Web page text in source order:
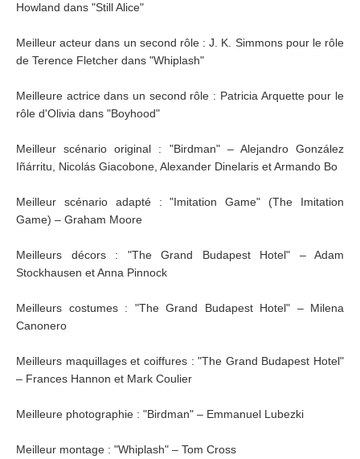
Howland dans "Still Alice"
Meilleur acteur dans un second rôle : J. K. Simmons pour le rôle
de Terence Fletcher dans "Whiplash"
Meilleure actrice dans un second rôle : Patricia Arquette pour le
rôle d'Olivia dans "Boyhood"
Meilleur scénario original : "Birdman" – Alejandro González
Iñárritu, Nicolás Giacobone, Alexander Dinelaris et Armando Bo
Meilleur scénario adapté : "Imitation Game" (The Imitation
Game) – Graham Moore
Meilleurs décors : "The Grand Budapest Hotel" – Adam
Stockhausen et Anna Pinnock
Meilleurs costumes : "The Grand Budapest Hotel" – Milena
Canonero
Meilleurs maquillages et coiffures : "The Grand Budapest Hotel"
– Frances Hannon et Mark Coulier
Meilleure photographie : "Birdman" – Emmanuel Lubezki
Meilleur montage : "Whiplash" – Tom Cross